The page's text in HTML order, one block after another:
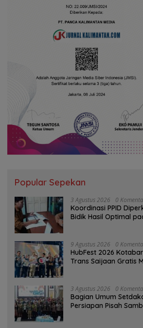
Popular Sepekan
3 Agustus 2026 0
Koordinasi PPID
Bidik Hasil Optimal
9 Agustus 2026 0
HubFest 2026
Trans Saijaan Gratis
3 Agustus 2026 0
Bagian Umum
Persiapan Pisah